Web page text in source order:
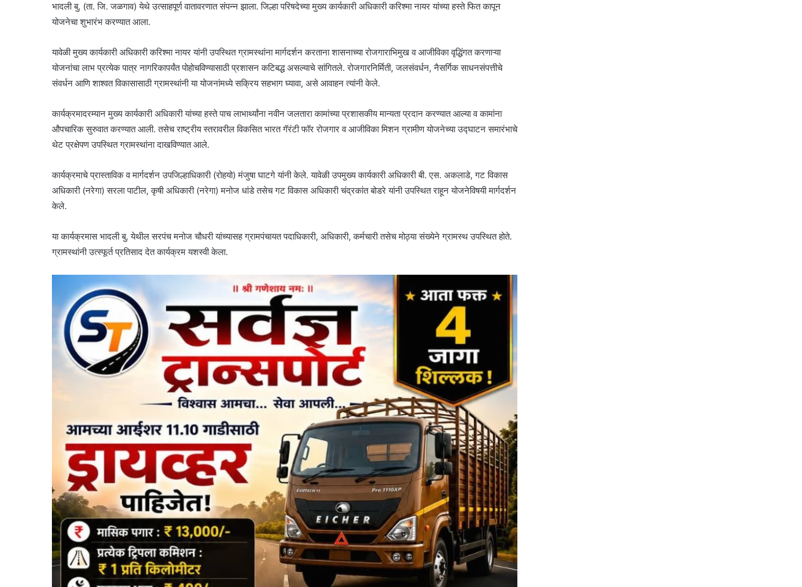
भादली बु. (ता. जि. जळगाव) येथे उत्साहपूर्ण वातावरणात संपन्न झाला. जिल्हा परिषदेच्या मुख्य कार्यकारी अधिकारी करिश्मा नायर यांच्या हस्ते फित कापून
योजनेचा शुभारंभ करण्यात आला.
यावेळी मुख्य कार्यकारी अधिकारी करिश्मा नायर यांनी उपस्थित ग्रामस्थांना मार्गदर्शन करताना शासनाच्या रोजगाराभिमुख व आजीविका वृद्धिंगत करणाऱ्या
योजनांचा लाभ प्रत्येक पात्र नागरिकापर्यंत पोहोचविण्यासाठी प्रशासन कटिबद्ध असल्याचे सांगितले. रोजगारनिर्मिती, जलसंवर्धन, नैसर्गिक साधनसंपत्तीचे
संवर्धन आणि शाश्वत विकासासाठी ग्रामस्थांनी या योजनांमध्ये सक्रिय सहभाग घ्यावा, असे आवाहन त्यांनी केले.
कार्यक्रमादरम्यान मुख्य कार्यकारी अधिकारी यांच्या हस्ते पाच लाभार्थ्यांना नवीन जलतारा कामांच्या प्रशासकीय मान्यता प्रदान करण्यात आल्या व कामांना
औपचारिक सुरुवात करण्यात आली. तसेच राष्ट्रीय स्तरावरील विकसित भारत गॅरंटी फॉर रोजगार व आजीविका मिशन ग्रामीण योजनेच्या उद्घाटन समारंभाचे
थेट प्रक्षेपण उपस्थित ग्रामस्थांना दाखविण्यात आले.
कार्यक्रमाचे प्रास्ताविक व मार्गदर्शन उपजिल्हाधिकारी (रोहयो) मंजुषा घाटगे यांनी केले. यावेळी उपमुख्य कार्यकारी अधिकारी बी. एस. अकलाडे, गट विकास
अधिकारी (नरेगा) सरला पाटील, कृषी अधिकारी (नरेगा) मनोज धांडे तसेच गट विकास अधिकारी चंद्रकांत बोडरे यांनी उपस्थित राहून योजनेविषयी मार्गदर्शन
केले.
या कार्यक्रमास भादली बु. येथील सरपंच मनोज चौधरी यांच्यासह ग्रामपंचायत पदाधिकारी, अधिकारी, कर्मचारी तसेच मोठ्या संख्येने ग्रामस्थ उपस्थित होते.
ग्रामस्थांनी उत्स्फूर्त प्रतिसाद देत कार्यक्रम यशस्वी केला.